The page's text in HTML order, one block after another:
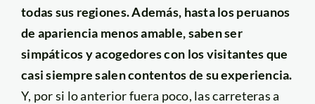
todas sus regiones. Además, hasta los peruanos
de apariencia menos amable, saben ser
simpáticos y acogedores con los visitantes que
casi siempre salen contentos de su experiencia.
Y, por si lo anterior fuera poco, las carreteras a